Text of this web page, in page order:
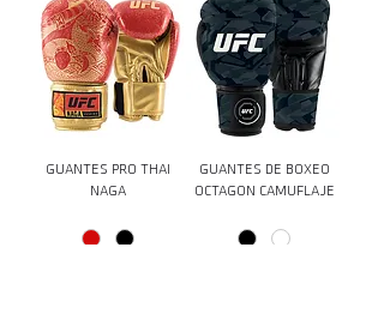
GUANTES PRO THAI
NAGA
GUANTES DE BOXEO
OCTAGON CAMUFLAJE